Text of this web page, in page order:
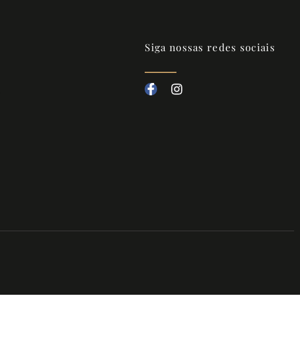
Siga nossas redes sociais